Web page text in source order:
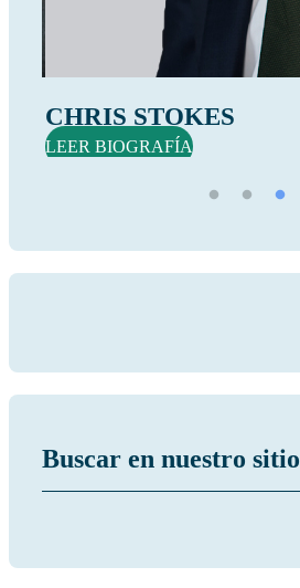
ALEX BROWN
LEER BIOGRAFÍA
Buscar en nuestro sitio